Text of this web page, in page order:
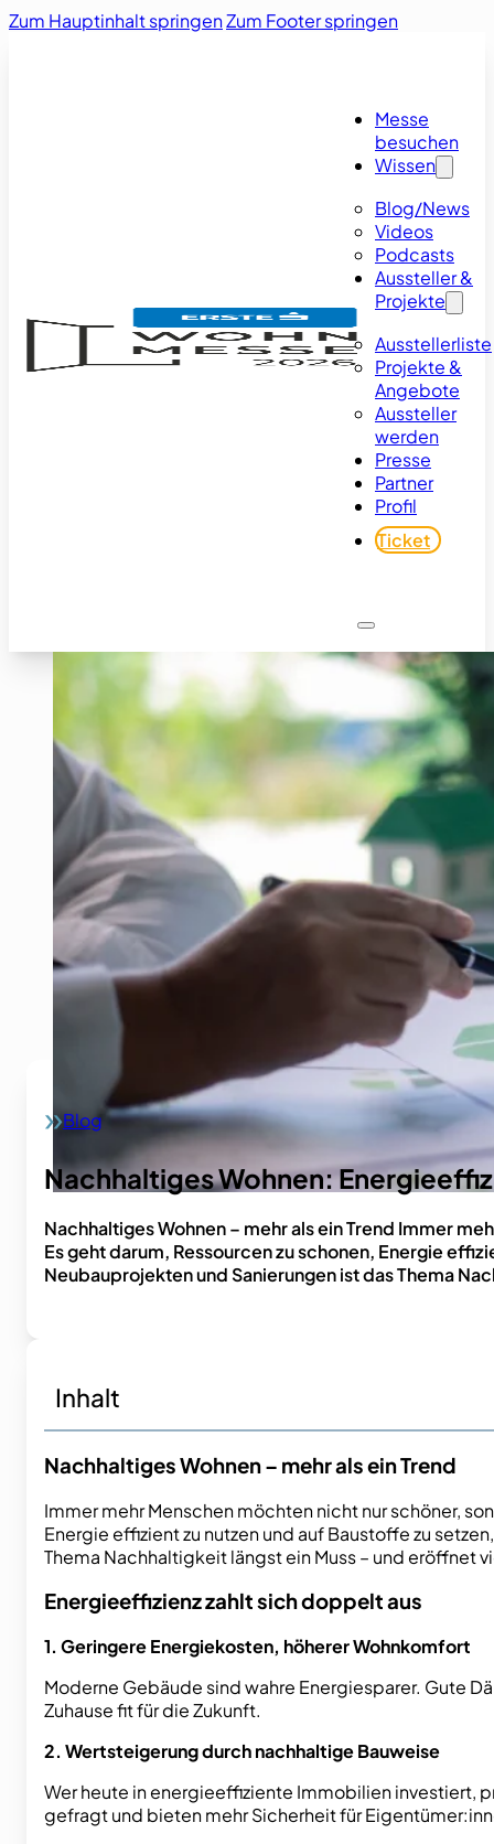
Zum Hauptinhalt springenZum Footer springen
Messe
besuchen
Wissen
Blog/News
Videos
Podcasts
Aussteller &
Projekte
Ausstellerliste
Projekte &
Angebote
Aussteller
werden
Presse
Partner
Profil
Ticket
Home
Blog
Nachhaltiges Wohnen:
Nachhaltiges Wohnen – mehr als ein Trend Immer
Es geht darum, Ressourcen zu schonen, Energie
Neubauprojekten und Sanierungen ist das Thema
Inhalt
Nachhaltiges Wohnen – mehr als ein Trend
Immer mehr Menschen möchten nicht nur schöner,
Energie effizient zu nutzen und auf Baustoffe zu
Thema Nachhaltigkeit längst ein Muss – und eröffnet
Energieeffizienz zahlt sich doppelt aus
1. Geringere Energiekosten, höherer Wohnkomfort
Moderne Gebäude sind wahre Energiesparer. Gute
Zuhause fit für die Zukunft.
2. Wertsteigerung durch nachhaltige Bauweise
Wer heute in energieeffiziente Immobilien investiert,
gefragt und bieten mehr Sicherheit für